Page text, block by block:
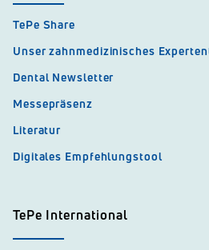
TePe Share
Unser zahnmedizinisches
Dental Newsletter
Messepräsenz
Literatur
Digitales Empfehlungstool
TePe International